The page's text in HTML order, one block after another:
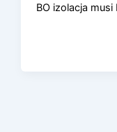
BO izolacja musi